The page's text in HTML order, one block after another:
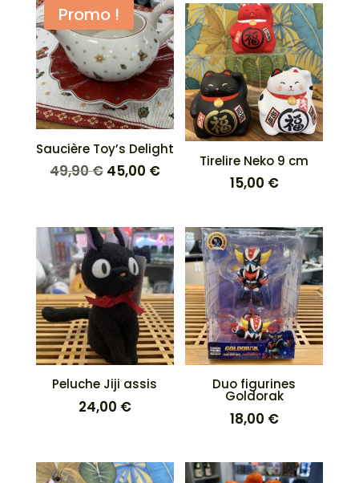
était :
49,90 €.
est :
45,00 €.
était :
17,90 €.
est :
10,00 €.
Promo !
Saucière Toy’s Delight
49,90€ Le
était :
49,90 €.
45,00 €Le
est :
45,00 €.
Tirelire Neko 9 cm
15,00 €
Peluche Jiji assis
24,00 €
Duo figurines
Goldorak
18,00 €